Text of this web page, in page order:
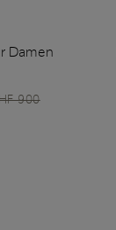
Damen
900